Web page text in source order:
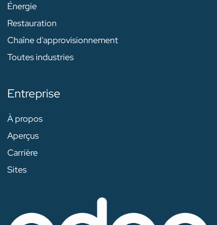
Énergie
Restauration
Chaîne d'approvisionnement
Toutes industries
Entreprise
À propos
Aperçus
Carrière
Sites